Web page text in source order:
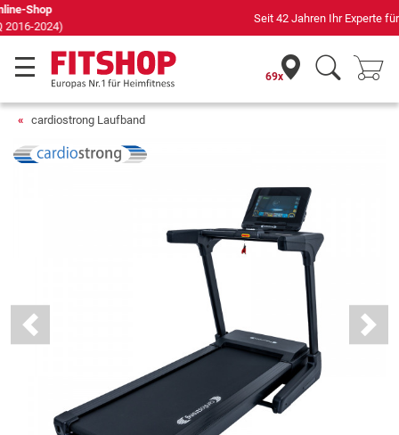
Seit 42 Jahren Ihr Experte für Heimfitness
69x
cardiostrong Laufband
Previous Next